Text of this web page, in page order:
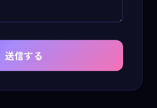
送信する